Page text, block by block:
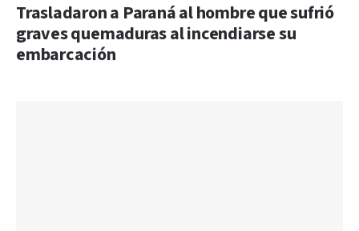
Trasladaron a Paraná al hombre que sufrió
graves quemaduras al incendiarse su
embarcación